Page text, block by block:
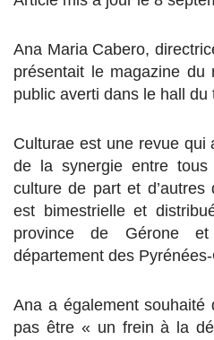
Ana Maria Cabero,
présentait le magazine du
public averti dans le hall du
Culturae est une revue qui
de la synergie entre
culture de part et
est bimestrielle et
province de Gérone
département des
Ana a également
pas être « un frein à la